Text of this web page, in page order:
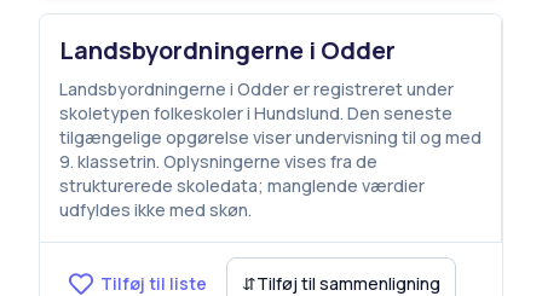
Landsbyordningerne i Odder
Landsbyordningerne i Odder er registreret under
skoletypen folkeskoler i Hundslund. Den seneste
tilgængelige opgørelse viser undervisning til og med
9. klassetrin. Oplysningerne vises fra de
strukturerede skoledata; manglende værdier
udfyldes ikke med skøn.
Tilføj til liste ⇵Tilføj til sammenligning